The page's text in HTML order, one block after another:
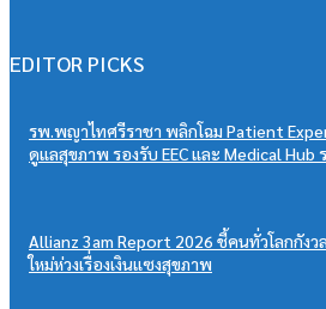
EDITOR PICKS
รพ.พญาไทศรีราชา พลิกโฉม Patient
ดูแลสุขภาพ รองรับ EEC และ Medical Hub
Allianz 3am Report 2026 ชี้คนทั่วโลกกังว
ใหม่ห่วงเรื่องเงินแซงสุขภาพ